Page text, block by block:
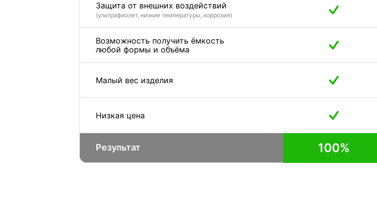
Защита от внешних воздействий
(ультрафиолет, низкие температуры, коррозия)
Возможность получить ёмкость
любой формы и объёма
Малый вес изделия
Низкая цена
Результат 100%